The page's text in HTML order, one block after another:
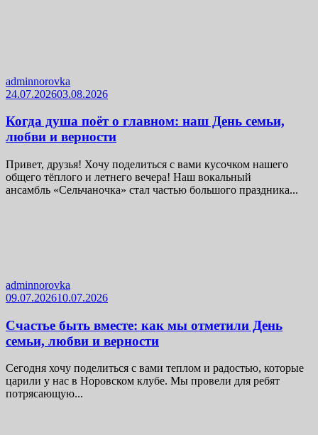
adminnorovka
24.07.202603.08.2026
Когда душа поёт о главном: наш День семьи,
любви и верности
Привет, друзья! Хочу поделиться с вами кусочком нашего
общего тёплого и летнего вечера! Наш вокальный
ансамбль «Сельчаночка» стал частью большого праздника...
adminnorovka
09.07.202610.07.2026
Счастье быть вместе: как мы отметили День
семьи, любви и верности
Сегодня хочу поделиться с вами теплом и радостью, которые
царили у нас в Норовском клубе. Мы провели для ребят
потрясающую...